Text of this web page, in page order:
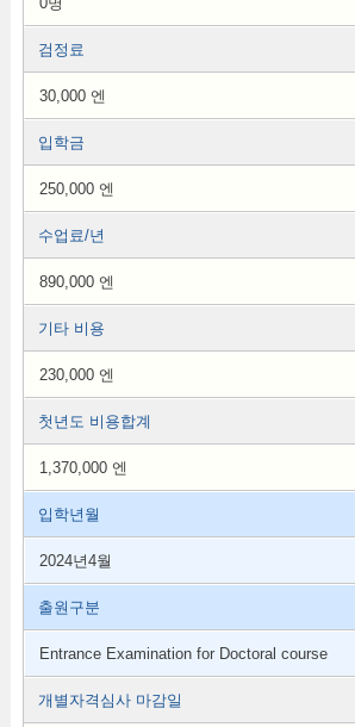
검정료
30,000 엔
입학금
250,000 엔
수업료/년
890,000 엔
기타 비용
230,000 엔
첫년도 비용합계
1,370,000 엔
입학년월
2024년4월
출원구분
Entrance Examination for Doctoral course
개별자격심사 마감일